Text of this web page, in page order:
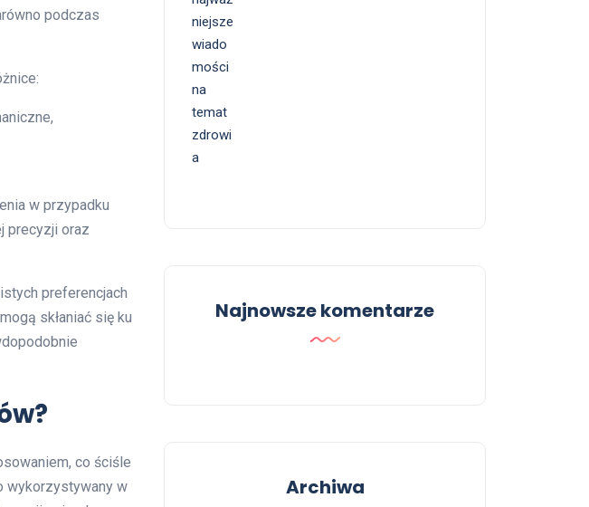
podczas
w przypadku
precyzji oraz
preferencjach
skłaniać się ku
co ściśle
wykorzystywany w
Najnowsze komentarze
Archiwa